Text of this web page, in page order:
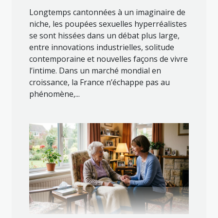
Longtemps cantonnées à un imaginaire de
niche, les poupées sexuelles hyperréalistes
se sont hissées dans un débat plus large,
entre innovations industrielles, solitude
contemporaine et nouvelles façons de vivre
l’intime. Dans un marché mondial en
croissance, la France n’échappe pas au
phénomène,...